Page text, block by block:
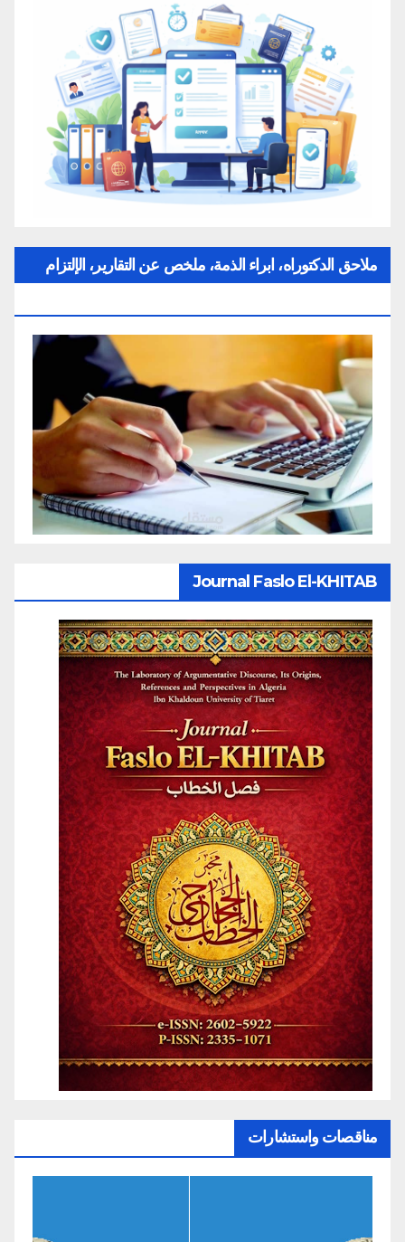
ملاحق الدكتوراه، ابراء الذمة، ملخص عن التقارير، الإلتزام
Journal Faslo El-KHITAB
مناقصات واستشارات